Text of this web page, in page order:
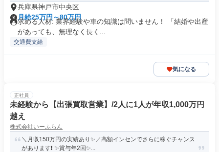
兵庫県神戸市中央区
月給25万円～80万円
求める人材: 業界経験や車の知識は問いません！ 「結婚や出産
があっても、無理なく長く...
交通費支給
気になる
正社員
未経験から【出張買取営業】/2人に1人が年収1,000万円
越え
株式会社いーふらん
＼月収150万円の実績あり✨／高額インセンでさらに稼ぐチャンス
があります❗ ✨賞与年2回✨...